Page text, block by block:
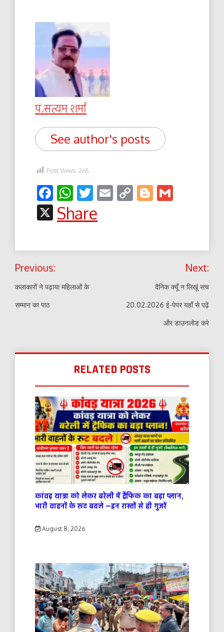
पं.सत्यम शर्मा
See author's posts
Post Views: 265
Facebook
WhatsApp
Twitter
EmailCopyBlogger
X
Share
Post
navigation
Previous:
कलाकारों ने पढ़ाया महिलाओं के
सम्मान का पाठ
Next:
दैनिक क्यूँ न लिखूं सच
20.02.2026 ई-पेपर यहाँ से पढ़ें
और डाउनलोड करे
RELATED POSTS
कांवड़ यात्रा को लेकर बरेली में ट्रैफिक का बड़ा प्लान,
भारी वाहनों के रूट बदले —इन रास्तों से ही गुजरें
August 8, 2026